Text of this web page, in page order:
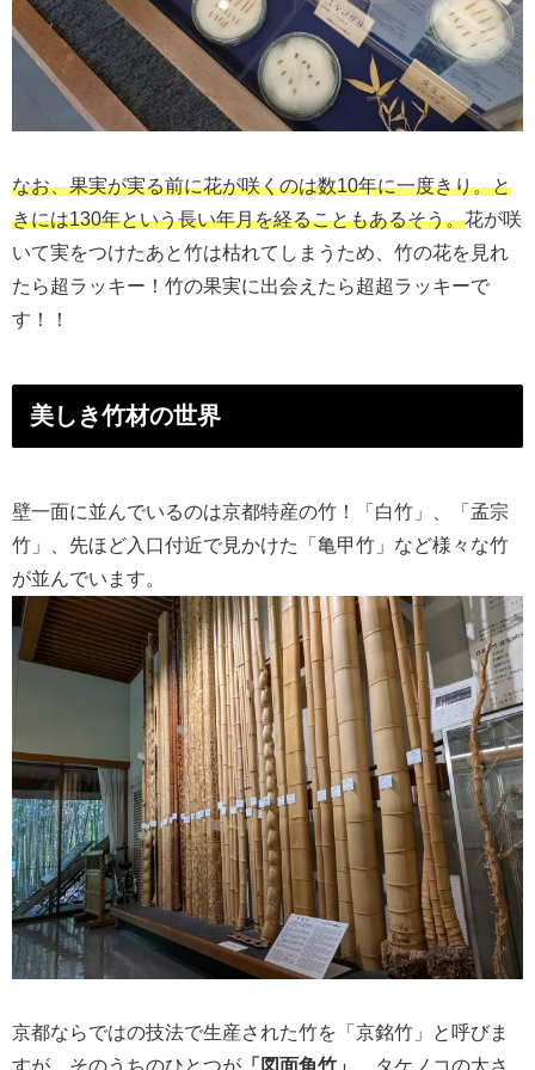
なお、果実が実る前に花が咲くのは数10年に一度きり。と
きには130年という長い年月を経ることもあるそう。花が咲
いて実をつけたあと竹は枯れてしまうため、竹の花を見れ
たら超ラッキー！竹の果実に出会えたら超超ラッキーで
す！！
美しき竹材の世界
壁一面に並んでいるのは京都特産の竹！「白竹」、「孟宗
竹」、先ほど入口付近で見かけた「亀甲竹」など様々な竹
が並んでいます。
京都ならではの技法で生産された竹を「京銘竹」と呼びま